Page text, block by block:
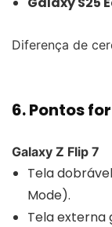
Diferença de
6. Pontos
Galaxy Z Flip 7
Tela
Mode).
Tela externa